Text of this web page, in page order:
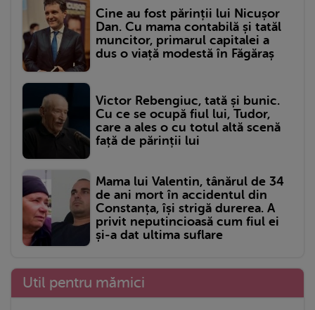
Cine au fost părinții lui Nicușor
Dan. Cu mama contabilă și tatăl
muncitor, primarul capitalei a
dus o viață modestă în Făgăraș
Victor Rebengiuc, tată și bunic.
Cu ce se ocupă fiul lui, Tudor,
care a ales o cu totul altă scenă
față de părinții lui
Mama lui Valentin, tânărul de 34
de ani mort în accidentul din
Constanța, își strigă durerea. A
privit neputincioasă cum fiul ei
și-a dat ultima suflare
Util pentru mămici